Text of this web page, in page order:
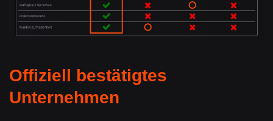
Offiziell bestätigtes
Unternehmen